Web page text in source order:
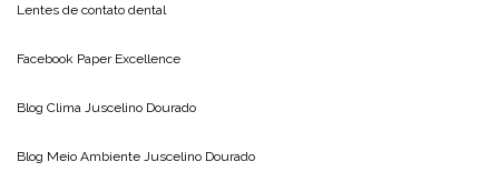
Lentes de contato dental
Facebook Paper Excellence
Blog Clima Juscelino Dourado
Blog Meio Ambiente Juscelino Dourado